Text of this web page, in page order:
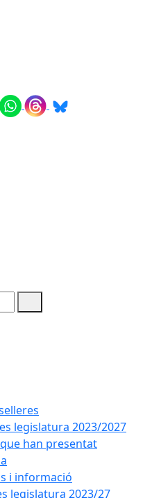
legislatura 2023/2027
han presentat
i informació
legislatura 2023/27